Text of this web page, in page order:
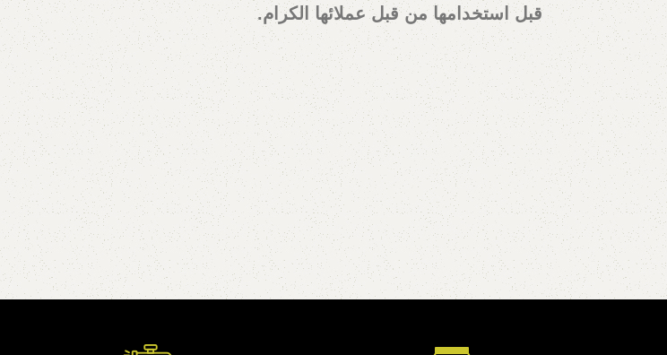
قبل استخدامها من قبل عملائها الكرام.